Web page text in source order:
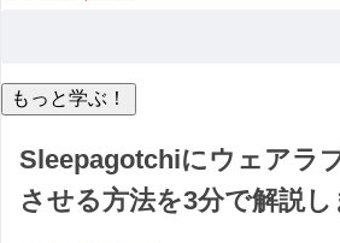
Sleepagotchiにウェアラ
させる方法を3分で解説し